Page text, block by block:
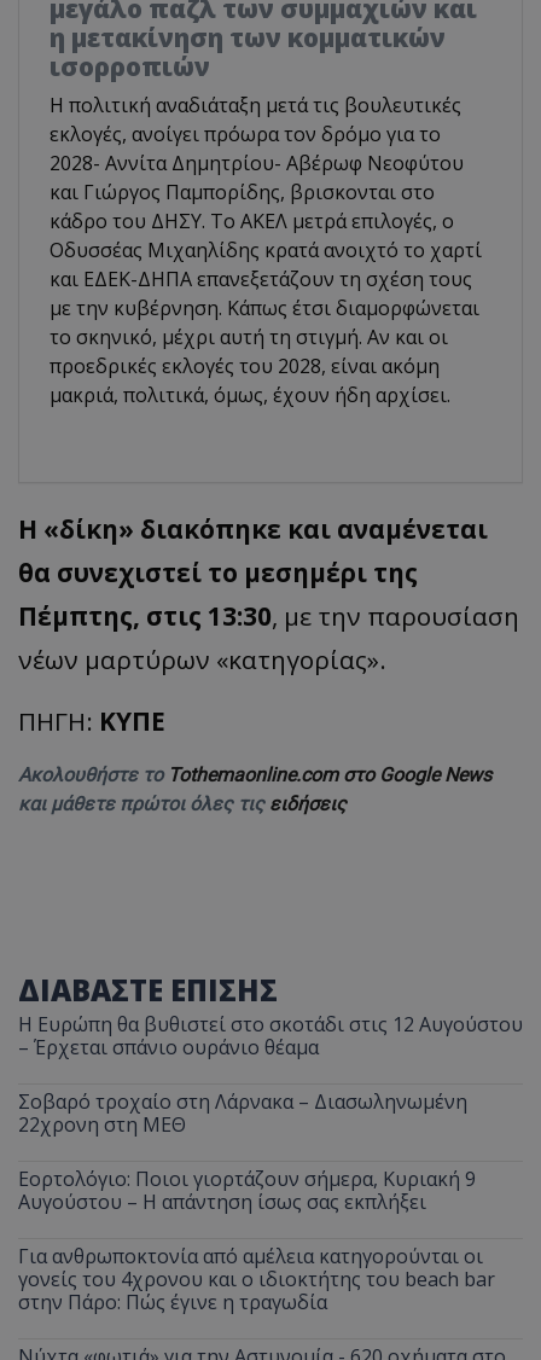
μεγάλο παζλ των συμμαχιών και
η μετακίνηση των κομματικών
ισορροπιών
Η πολιτική αναδιάταξη μετά τις βουλευτικές
εκλογές, ανοίγει πρόωρα τον δρόμο για το
2028- Αννίτα Δημητρίου- Αβέρωφ Νεοφύτου
και Γιώργος Παμπορίδης, βρισκονται στο
κάδρο του ΔΗΣΥ. Το ΑΚΕΛ μετρά επιλογές, ο
Οδυσσέας Μιχαηλίδης κρατά ανοιχτό το χαρτί
και ΕΔΕΚ-ΔΗΠΑ επανεξετάζουν τη σχέση τους
με την κυβέρνηση. Κάπως έτσι διαμορφώνεται
το σκηνικό, μέχρι αυτή τη στιγμή. Αν και οι
προεδρικές εκλογές του 2028, είναι ακόμη
μακριά, πολιτικά, όμως, έχουν ήδη αρχίσει.
Η «δίκη» διακόπηκε και αναμένεται
θα συνεχιστεί το μεσημέρι της
Πέμπτης, στις 13:30, με την παρουσίαση
νέων μαρτύρων «κατηγορίας».
ΠΗΓΗ: ΚΥΠΕ
Ακολουθήστε το Tothemaonline.com στο Google News
και μάθετε πρώτοι όλες τις ειδήσεις
ΔΙΑΒΑΣΤΕ ΕΠΙΣΗΣ
Η Ευρώπη θα βυθιστεί στο σκοτάδι στις 12 Αυγούστου
– Έρχεται σπάνιο ουράνιο θέαμα
Σοβαρό τροχαίο στη Λάρνακα – Διασωληνωμένη
22χρονη στη ΜΕΘ
Εορτολόγιο: Ποιοι γιορτάζουν σήμερα, Κυριακή 9
Αυγούστου – Η απάντηση ίσως σας εκπλήξει
Για ανθρωποκτονία από αμέλεια κατηγορούνται οι
γονείς του 4χρονου και ο ιδιοκτήτης του beach bar
στην Πάρο: Πώς έγινε η τραγωδία